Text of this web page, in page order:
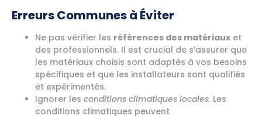
Erreurs Communes à Éviter
Ne pas vérifier les références des matériaux et
des professionnels. Il est crucial de s’assurer que
les matériaux choisis sont adaptés à vos besoins
spécifiques et que les installateurs sont qualifiés
et expérimentés.
Ignorer les conditions climatiques locales. Les
conditions climatiques peuvent